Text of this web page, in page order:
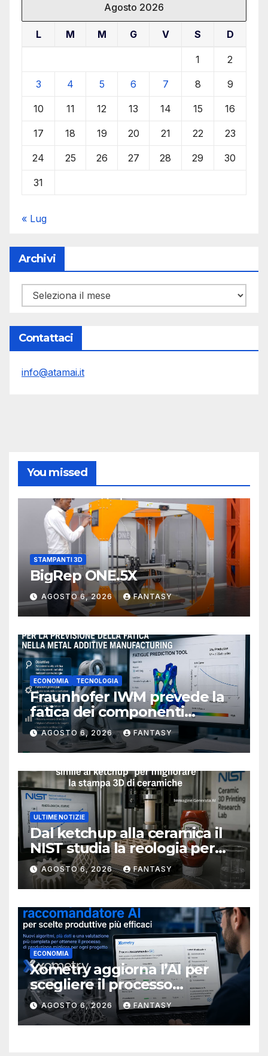
Agosto 2026
L M M G V S D
1 2
3 4 5 6 7 8 9
10 11 12 13 14 15 16
17 18 19 20 21 22 23
24 25 26 27 28 29 30
31
« Lug
Archivi
Archivi
Contattaci
info@atamai.it
You missed
STAMPANTI 3D
BigRep ONE.5X
AGOSTO 6, 2026 FANTASY
ECONOMIA TECNOLOGIA
Fraunhofer IWM prevede la
fatica dei componenti
metallici stampati in 3D
AGOSTO 6, 2026 FANTASY
ULTIME NOTIZIE
Dal ketchup alla ceramica il
NIST studia la reologia per
rendere più affidabile la
stampa 3D
AGOSTO 6, 2026 FANTASY
ECONOMIA
Xometry aggiorna l’AI per
scegliere il processo
produttivo più adatto
AGOSTO 6, 2026 FANTASY